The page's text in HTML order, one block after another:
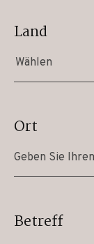
Land
Wählen
Ort
Betreff